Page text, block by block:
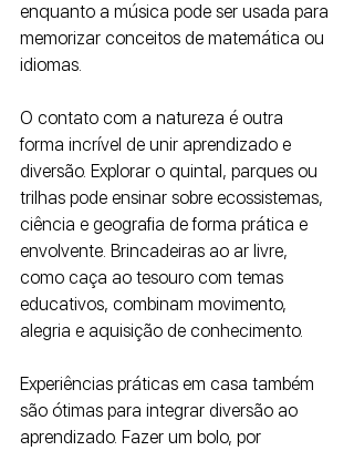
enquanto a música pode ser usada para
memorizar conceitos de matemática ou
idiomas.
O contato com a natureza é outra
forma incrível de unir aprendizado e
diversão. Explorar o quintal, parques ou
trilhas pode ensinar sobre ecossistemas,
ciência e geografia de forma prática e
envolvente. Brincadeiras ao ar livre,
como caça ao tesouro com temas
educativos, combinam movimento,
alegria e aquisição de conhecimento.
Experiências práticas em casa também
são ótimas para integrar diversão ao
aprendizado. Fazer um bolo, por